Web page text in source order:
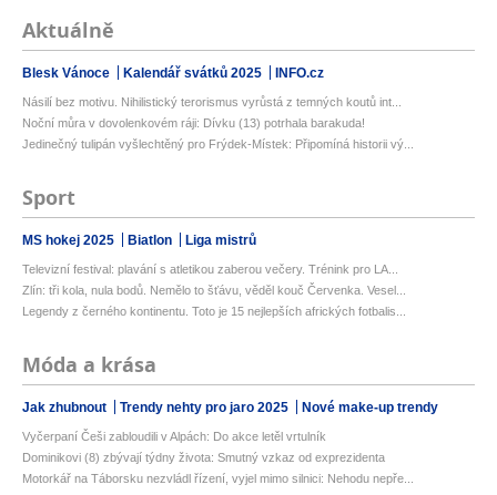
Aktuálně
Blesk Vánoce Kalendář svátků 2025 INFO.cz
Násilí bez motivu. Nihilistický terorismus vyrůstá z temných koutů int...
Noční můra v dovolenkovém ráji: Dívku (13) potrhala barakuda!
Jedinečný tulipán vyšlechtěný pro Frýdek-Místek: Připomíná historii vý...
Sport
MS hokej 2025 Biatlon Liga mistrů
Televizní festival: plavání s atletikou zaberou večery. Trénink pro LA...
Zlín: tři kola, nula bodů. Nemělo to šťávu, věděl kouč Červenka. Vesel...
Legendy z černého kontinentu. Toto je 15 nejlepších afrických fotbalis...
Móda a krása
Jak zhubnout Trendy nehty pro jaro 2025 Nové make-up trendy
Vyčerpaní Češi zabloudili v Alpách: Do akce letěl vrtulník
Dominikovi (8) zbývají týdny života: Smutný vzkaz od exprezidenta
Motorkář na Táborsku nezvládl řízení, vyjel mimo silnici: Nehodu nepře...